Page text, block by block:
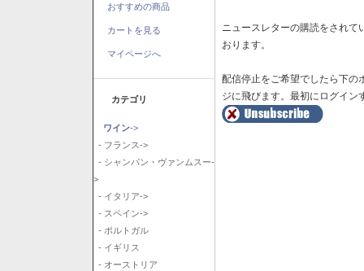
おすすめの商品
カートを見る
マイページへ
カテゴリ
ワイン->
- フランス->
- シャンパン・ヴァンムスー-
>
- イタリア->
- スペイン->
- ポルトガル
- イギリス
- オーストリア
ニュースレターの購読をされ
おります。
配信停止をご希望でしたら下の
ジに飛びます。最初にログイン